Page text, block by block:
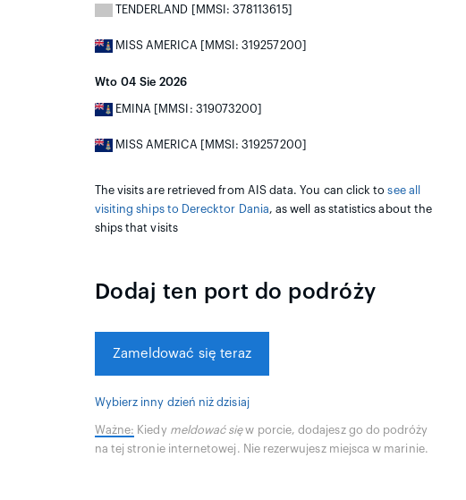
TENDERLAND [MMSI: 378113615]
MISS AMERICA [MMSI: 319257200]
Wto 04 Sie 2026
EMINA [MMSI: 319073200]
MISS AMERICA [MMSI: 319257200]
The visits are retrieved from AIS data. You can click tosee all
visiting ships to Derecktor Dania, as well as statistics about the
ships that visits
Dodaj ten port do podróży
Zameldować się teraz
Wybierz inny dzień niż dzisiaj
Ważne: Kiedy meldować sięw porcie, dodajesz go do podróży
na tej stronie internetowej. Nie rezerwujesz miejsca w marinie.